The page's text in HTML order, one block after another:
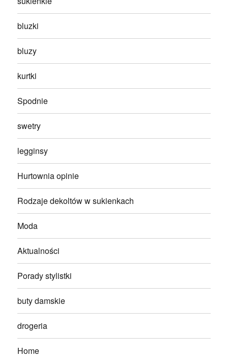
bluzki
bluzy
kurtki
Spodnie
swetry
legginsy
Hurtownia opinie
Rodzaje dekoltów w sukienkach
Moda
Aktualności
Porady stylistki
buty damskie
drogeria
Home